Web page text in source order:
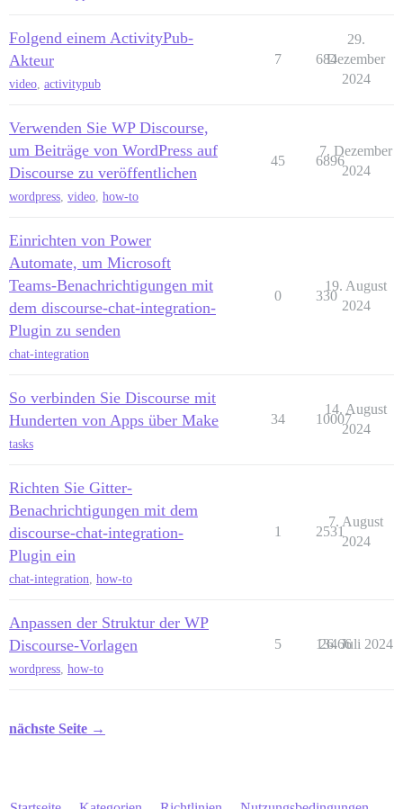
Folgend einem ActivityPub-
Akteur
video, activitypub
7 684
29.
Dezember
2024
Verwenden Sie WP Discourse,
um Beiträge von WordPress auf
Discourse zu veröffentlichen
wordpress, video, how-to
45 6896
7. Dezember
2024
Einrichten von Power
Automate, um Microsoft
Teams-Benachrichtigungen mit
dem discourse-chat-integration-
Plugin zu senden
chat-integration
0 330
19. August
2024
So verbinden Sie Discourse mit
Hunderten von Apps über Make
tasks
34 10007
14. August
2024
Richten Sie Gitter-
Benachrichtigungen mit dem
discourse-chat-integration-
Plugin ein
chat-integration, how-to
1 2531
7. August
2024
Anpassen der Struktur der WP
Discourse-Vorlagen
wordpress, how-to
5 13466
26. Juli 2024
nächste Seite →